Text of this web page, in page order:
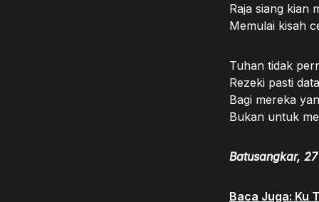
Raja siang kian
Memulai kisah
Tuhan tidak
Rezeki pasti
Bagi mereka
Bukan untuk
Batusangkar,
Baca Juga: Ku